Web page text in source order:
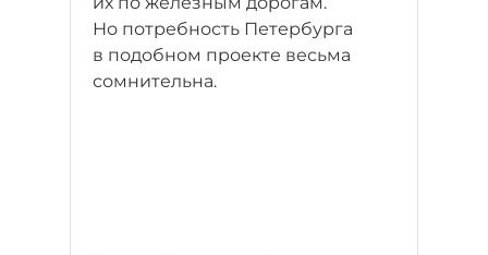
Но потребность Петербурга
в подобном проекте весьма
сомнительна.